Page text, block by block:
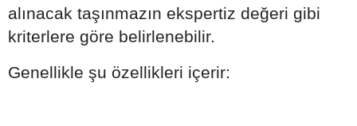
alınacak taşınmazın ekspertiz değeri gibi
kriterlere göre belirlenebilir.
Genellikle şu özellikleri içerir: